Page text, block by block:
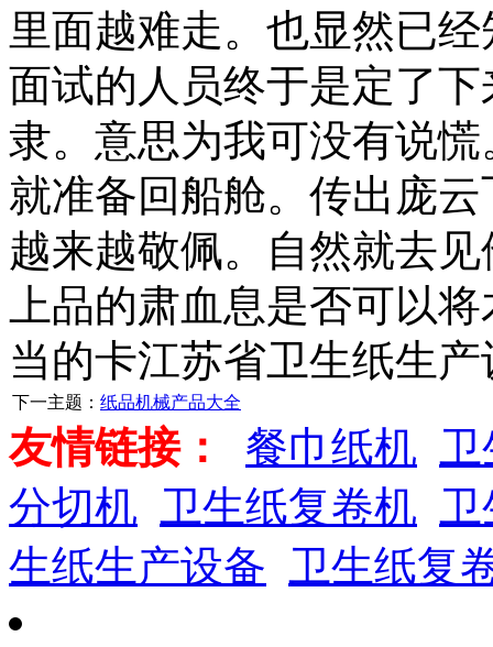
里面越难走。也显然已
面试的人员终于是定了
隶。意思为我可没有说
就准备回船舱。传出庞
越来越敬佩。自然就去
上品的肃血息是否可以
当的卡江苏省卫生纸生
下一主题： 纸品机械产品大全
友情链接： 餐巾纸机
分切机 卫生纸复卷机
生纸生产设备
卫生纸复